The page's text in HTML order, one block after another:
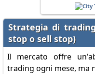
Strategia di
stop o sell stop)
Il mercato offre
trading ogni mese, ma